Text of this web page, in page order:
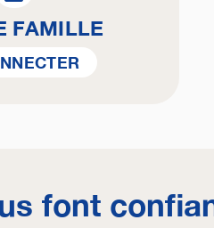
FAMILLE
font